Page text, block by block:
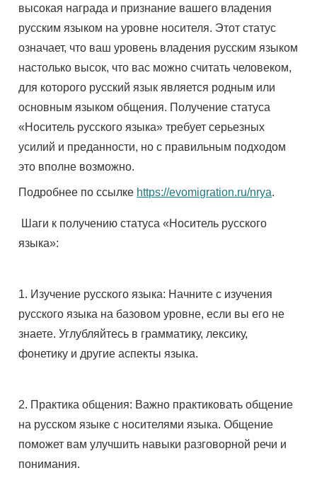
высокая награда и признание вашего владения
русским языком на уровне носителя. Этот статус
означает, что ваш уровень владения русским языком
настолько высок, что вас можно считать человеком,
для которого русский язык является родным или
основным языком общения. Получение статуса
«Носитель русского языка» требует серьезных
усилий и преданности, но с правильным подходом
это вполне возможно.
Подробнее по ссылке https://evomigration.ru/nrya.
Шаги к получению статуса «Носитель русского
языка»:
1. Изучение русского языка: Начните с изучения
русского языка на базовом уровне, если вы его не
знаете. Углубляйтесь в грамматику, лексику,
фонетику и другие аспекты языка.
2. Практика общения: Важно практиковать общение
на русском языке с носителями языка. Общение
поможет вам улучшить навыки разговорной речи и
понимания.